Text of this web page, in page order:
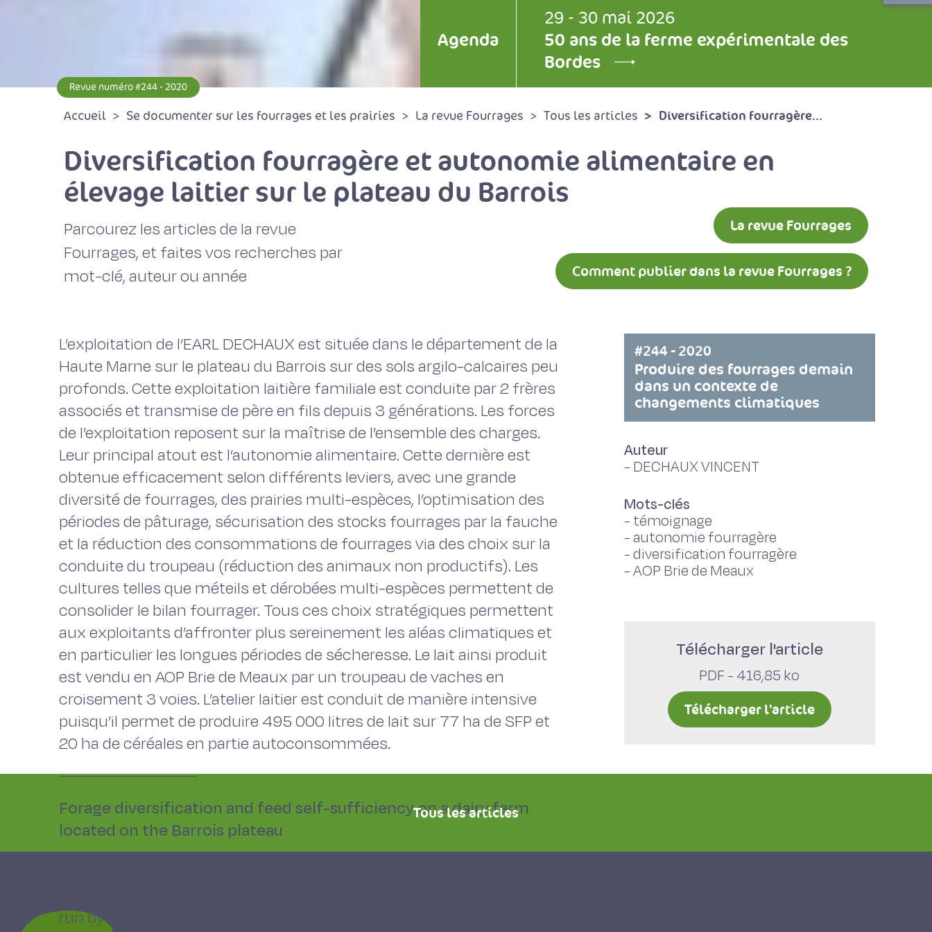
Agenda
29 - 30 mai 2026
50 ans de la ferme expérimentale des
Bordes
Revue numéro #244 - 2020
Accueil Se documenter sur les fourrages et les prairies La revue Fourrages Tous les articles Diversification fourragère...
Diversification fourragère et autonomie alimentaire en
élevage laitier sur le plateau du Barrois
Parcourez les articles de la revue
Fourrages, et faites vos recherches par
mot-clé, auteur ou année
La revue Fourrages
Comment publier dans la revue Fourrages ?
L’exploitation de l’EARL DECHAUX est située dans le département de la
Haute Marne sur le plateau du Barrois sur des sols argilo-calcaires peu
profonds. Cette exploitation laitière familiale est conduite par 2 frères
associés et transmise de père en fils depuis 3 générations. Les forces
de l’exploitation reposent sur la maîtrise de l’ensemble des charges.
Leur principal atout est l’autonomie alimentaire. Cette dernière est
obtenue efficacement selon différents leviers, avec une grande
diversité de fourrages, des prairies multi-espèces, l’optimisation des
périodes de pâturage, sécurisation des stocks fourrages par la fauche
et la réduction des consommations de fourrages via des choix sur la
conduite du troupeau (réduction des animaux non productifs). Les
cultures telles que méteils et dérobées multi-espèces permettent de
consolider le bilan fourrager. Tous ces choix stratégiques permettent
aux exploitants d’affronter plus sereinement les aléas climatiques et
en particulier les longues périodes de sécheresse. Le lait ainsi produit
est vendu en AOP Brie de Meaux par un troupeau de vaches en
croisement 3 voies. L’atelier laitier est conduit de manière intensive
puisqu’il permet de produire 495 000 litres de lait sur 77 ha de SFP et
20 ha de céréales en partie autoconsommées.
Forage diversification and feed self-sufficiency on a dairy farm
located on the Barrois plateau
run by two brothers at present, this family dairy farm has been
#244 - 2020
Produire des fourrages demain
dans un contexte de
changements climatiques
Auteur
- DECHAUX VINCENT
Mots-clés
- témoignage
- autonomie fourragère
-diversification fourragère
-AOP Brie de Meaux
Télécharger l'article
PDF - 416,85 ko
Télécharger l'article
Tous les articles